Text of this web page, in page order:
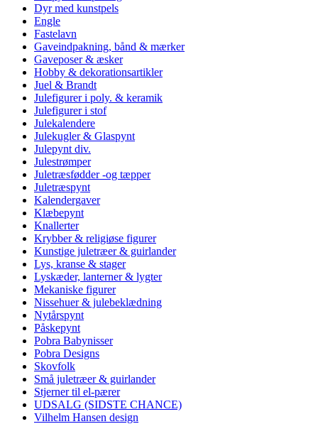
Dyr med kunstpels
Engle
Fastelavn
Gaveindpakning, bånd & mærker
Gaveposer & æsker
Hobby & dekorationsartikler
Juel & Brandt
Julefigurer i poly. & keramik
Julefigurer i stof
Julekalendere
Julekugler & Glaspynt
Julepynt div.
Julestrømper
Juletræsfødder -og tæpper
Juletræspynt
Kalendergaver
Klæbepynt
Knallerter
Krybber & religiøse figurer
Kunstige juletræer & guirlander
Lys, kranse & stager
Lyskæder, lanterner & lygter
Mekaniske figurer
Nissehuer & julebeklædning
Nytårspynt
Påskepynt
Pobra Babynisser
Pobra Designs
Skovfolk
Små juletræer & guirlander
Stjerner til el-pærer
UDSALG (SIDSTE CHANCE)
Vilhelm Hansen design